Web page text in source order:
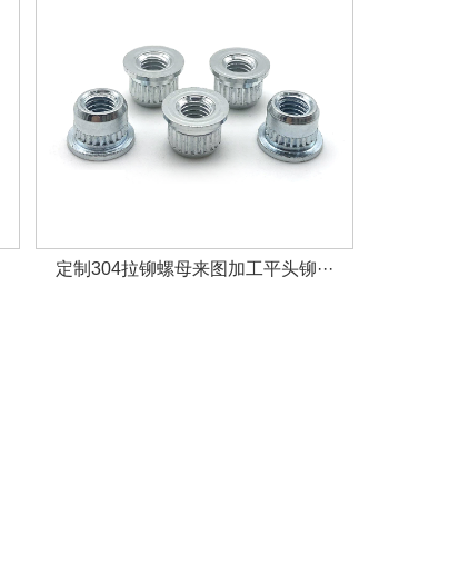
定制304拉铆螺母来图加工平头铆···